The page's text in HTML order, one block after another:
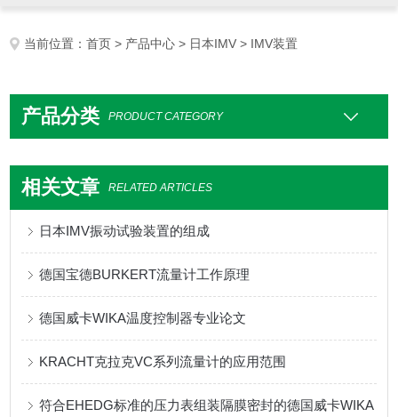
当前位置：首页 > 产品中心 > 日本IMV > IMV装置
产品分类 PRODUCT CATEGORY
相关文章 RELATED ARTICLES
日本IMV振动试验装置的组成
德国宝德BURKERT流量计工作原理
德国威卡WIKA温度控制器专业论文
KRACHT克拉克VC系列流量计的应用范围
符合EHEDG标准的压力表组装隔膜密封的德国威卡WIKA